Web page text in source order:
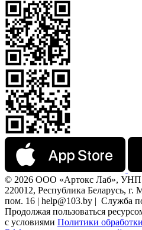
© 2026 ООО «Артокс Лаб», УНП
220012, Республика Беларусь,
пом. 16 | help@103.by | Служба
Продолжая пользоваться
с условиями Политики